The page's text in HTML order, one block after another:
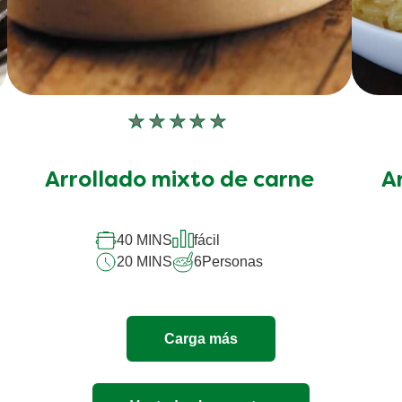
No
enviado
este
recipe
Arrollado mixto de carne
40 MINS
fácil
20 MINS
6Personas
Carga más